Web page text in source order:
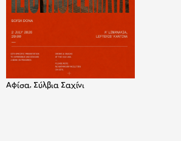
Αφίσα, Σύλβια Σαχίνι